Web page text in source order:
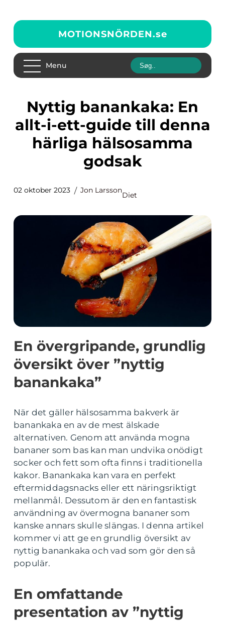
MOTIONSNÖRDEN.se
Menu
Nyttig banankaka: En
allt-i-ett-guide till denna
härliga hälsosamma
godsak
02 oktober 2023 Jon Larsson
Diet
En övergripande, grundlig
översikt över ”nyttig
banankaka”
När det gäller hälsosamma bakverk är
banankaka en av de mest älskade
alternativen. Genom att använda mogna
bananer som bas kan man undvika onödigt
socker och fett som ofta finns i traditionella
kakor. Banankaka kan vara en perfekt
eftermiddagsnacks eller ett näringsriktigt
mellanmål. Dessutom är den en fantastisk
användning av övermogna bananer som
kanske annars skulle slängas. I denna artikel
kommer vi att ge en grundlig översikt av
nyttig banankaka och vad som gör den så
populär.
En omfattande
presentation av ”nyttig